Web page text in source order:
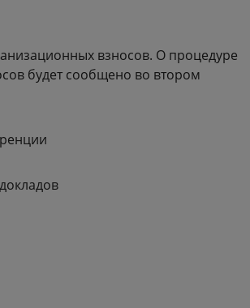
взносов. О процедуре
будет сообщено во втором